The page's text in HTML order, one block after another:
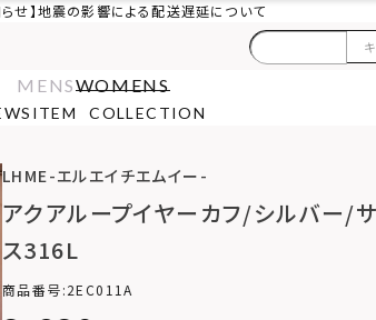
らせ】地震の影響による配送遅延について
MENSWOMENS
ITEM COLLECTION
LHME-エルエイチエムイー-
アクアループイヤーカフ/シルバー/
ス316L
商品番号 2EC011A